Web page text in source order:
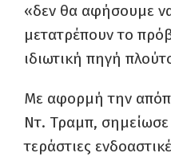
«δεν θα αφήσουμε
μετατρέπουν το
ιδιωτική πηγή
Με αφορμή την
Ντ. Τραμπ, σημείωσε
τεράστιες